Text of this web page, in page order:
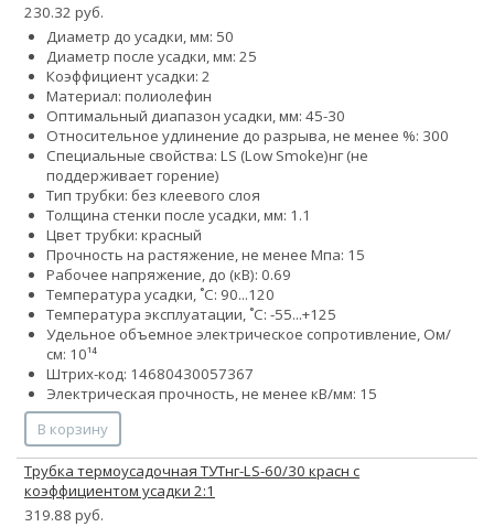
230.32 руб.
Диаметр до усадки, мм: 50
Диаметр после усадки, мм: 25
Коэффициент усадки: 2
Материал: полиолефин
Оптимальный диапазон усадки, мм: 45-30
Относительное удлинение до разрыва, не менее %: 300
Специальные свойства: LS (Low Smoke)нг (не
поддерживает горение)
Тип трубки: без клеевого слоя
Толщина стенки после усадки, мм: 1.1
Цвет трубки: красный
Прочность на растяжение, не менее Мпа: 15
Рабочее напряжение, до (кВ): 0.69
Температура усадки, ˚С: 90...120
Температура эксплуатации, ˚С: -55...+125
Удельное объемное электрическое сопротивление, Ом/
см: 10¹⁴
Штрих-код: 14680430057367
Электрическая прочность, не менее кВ/мм: 15
В корзину
Трубка термоусадочная ТУТнг-LS-60/30 красн с
коэффициентом усадки 2:1
319.88 руб.